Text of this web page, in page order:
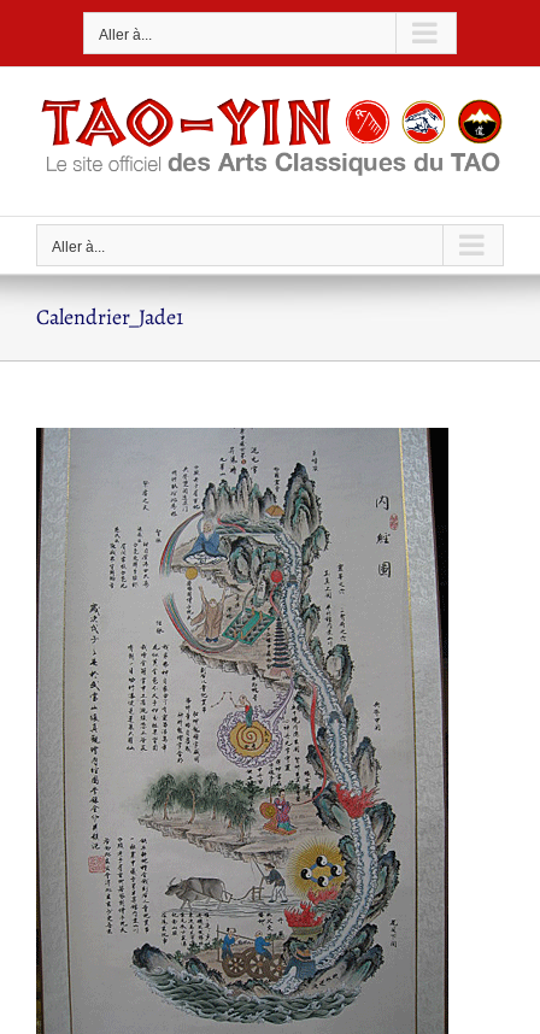
Aller à...
Aller à...
Calendrier_Jade1